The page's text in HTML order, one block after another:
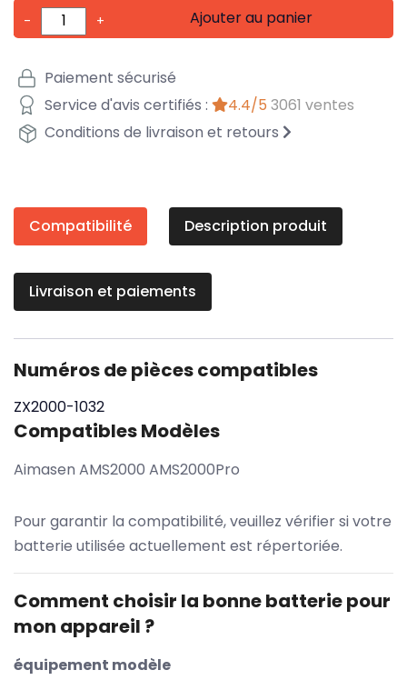
- + Ajouter au panier
Paiement sécurisé
Service d'avis certifiés :
4.4/5 3061 ventes
Conditions de livraison et retours
Compatibilité Description produit
Livraison et paiements
Numéros de pièces compatibles
ZX2000-1032
Compatibles Modèles
Aimasen AMS2000 AMS2000Pro
Pour garantir la compatibilité, veuillez vérifier si votre
batterie utilisée actuellement est répertoriée.
Comment choisir la bonne batterie pour
mon appareil ?
équipement modèle